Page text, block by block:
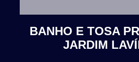
BANHO E TOSA
JARDIM